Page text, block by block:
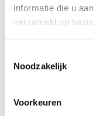
informatie die u
verzameld op
Noodzakelijk
Voorkeuren
630 kg laadverm.
Of gelijkwaardig /